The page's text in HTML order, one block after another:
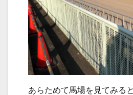
あらためて馬場を見てみる